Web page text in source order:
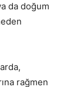
da doğum
rağmen